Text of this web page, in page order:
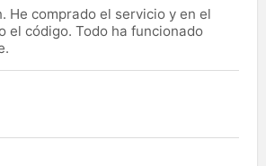
He comprado el servicio y en el
el código. Todo ha funcionado